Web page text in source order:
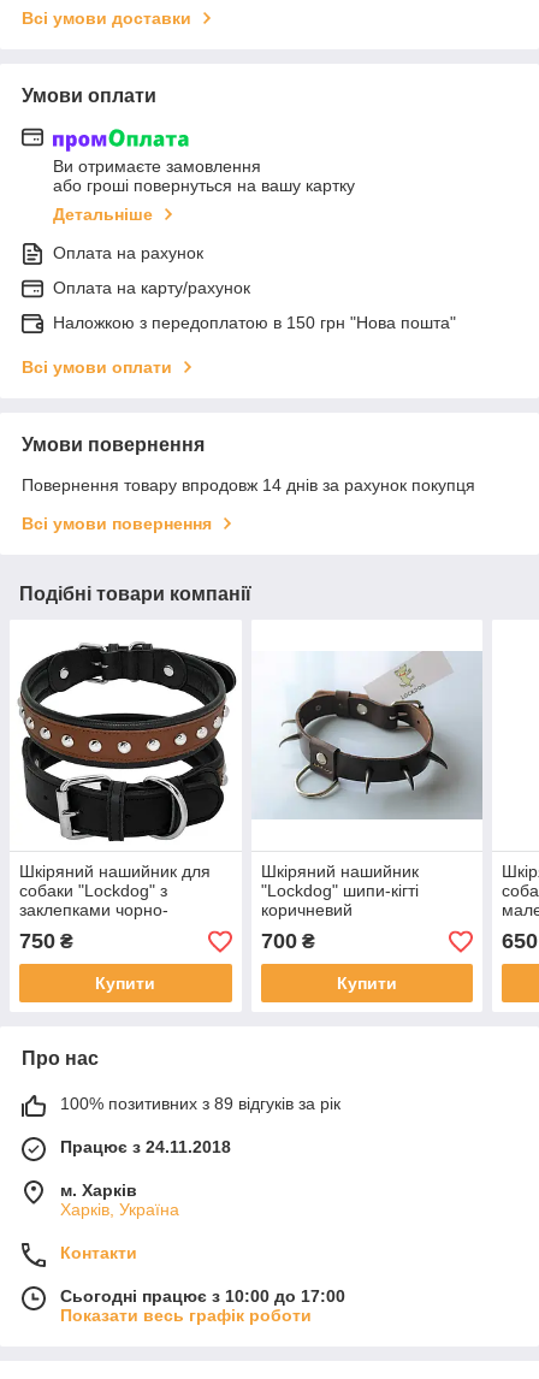
Всі умови доставки
Умови оплати
Ви отримаєте замовлення
або гроші повернуться на вашу картку
Детальніше
Оплата на рахунок
Оплата на карту/рахунок
Наложкою з передоплатою в 150 грн "Нова пошта"
Всі умови оплати
Умови повернення
Повернення товару впродовж 14 днів за рахунок покупця
Всі умови повернення
Подібні товари компанії
Шкіряний нашийник для
собаки "Lockdog" з
заклепками чорно-
коричневий
750 ₴
Купити
Шкіряний нашийник
"Lockdog" шипи-кігті
коричневий
700₴
Купити
650
Про нас
100% позитивних з 89 відгуків за рік
Працює з 24.11.2018
м. Харків
Харків, Україна
Контакти
Сьогодні працює з 10:00 до 17:00
Показати весь графік роботи